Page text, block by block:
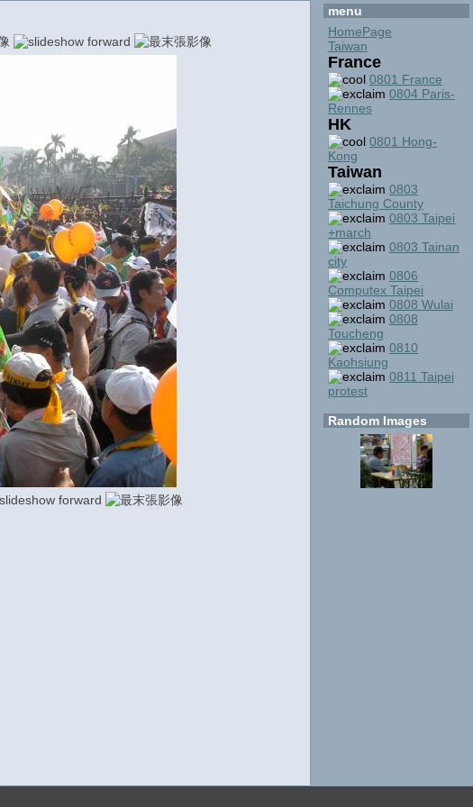
menu
HomePage
Taiwan
France
0801 France
0804 Paris-
Rennes
HK
0801 Hong-
Kong
Taiwan
0803
Taichung County
0803 Taipei
+march
0803 Tainan
city
0806
Computex Taipei
0808 Wulai
0808
Toucheng
0810
Kaohsiung
0811 Taipei
protest
Random Images